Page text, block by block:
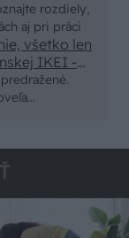
rozdiely,
aj pri práci
tak 15
všetko len
IKEI -
námahy s
lepšie než